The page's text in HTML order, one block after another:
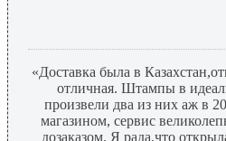
«Доставка была в
отличная. Штампы в
произвели два из них аж в
магазином, сервис
дозаказом. Я рада,что